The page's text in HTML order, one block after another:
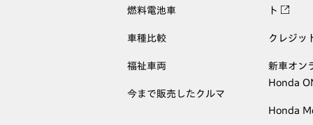
燃料電池車
車種比較
福祉車両
今まで販売したクルマ
ト
クレジッ
新車オン
Honda
Honda